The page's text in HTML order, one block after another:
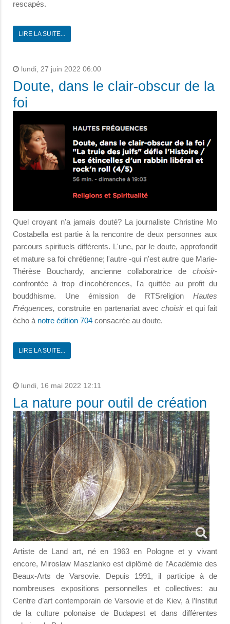
rescapés.
LIRE LA SUITE...
lundi, 27 juin 2022 06:00
Doute, dans le clair-obscur de la
foi
Quel croyant nʹa jamais douté? La journaliste Christine Mo
Costabella est partie à la rencontre de deux personnes aux
parcours spirituels différents. L'une, par le doute, approfondit
et mature sa foi chrétienne; l'autre -qui n'est autre que Marie-
Thérèse Bouchardy, ancienne collaboratrice de choisir-
confrontée à trop d'incohérences, l'a quittée au profit du
bouddhisme. Une émission de RTSreligion Hautes
Fréquences,construite en partenariat avecchoisiret qui fait
écho à notre édition 704 consacrée au doute.
LIRE LA SUITE...
lundi, 16 mai 2022 12:11
La nature pour outil de création
Artiste de Land art, né en 1963 en Pologne et y vivant
encore, Miroslaw Maszlanko est diplômé de l’Académie des
Beaux-Arts de Varsovie. Depuis 1991, il participe à de
nombreuses expositions personnelles et collectives: au
Centre d’art contemporain de Varsovie et de Kiev, à l’Institut
de la culture polonaise de Budapest et dans différentes